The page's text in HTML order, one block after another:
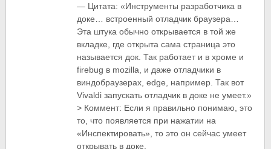
— Цитата: «Инструменты разработчика в
доке… встроенный отладчик браузера…
Эта штука обычно открывается в той же
вкладке, где открыта сама страница это
называется док. Так работает и в хроме и
firebug в mozilla, и даже отладчики в
виндобраузерах, edge, например. Так вот
Vivaldi запускать отладчик в доке не умеет.»
> Коммент: Если я правильно понимаю, это
то, что появляется при нажатии на
«Инспектировать», то это он сейчас умеет
открывать в доке.